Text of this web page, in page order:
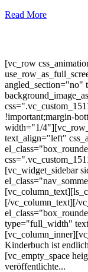
Read More
[vc_row
angled_section="no"
!important;margin-
width="1/
text_align="left"
[vc_widget_sidebar
[/vc_column_text][/
type="full_width"
Kinderbuch ist
[vc_empty_space
veröffentlichte...